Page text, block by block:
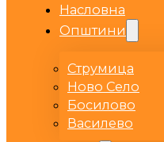
Насловна
Општини
Струмица
Ново Село
Босилово
Василево